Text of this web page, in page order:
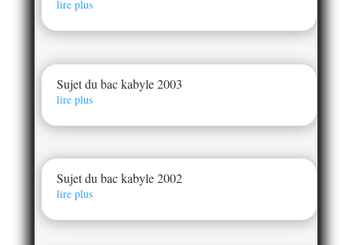
lire plus
Sujet du bac kabyle 2003
lire plus
Sujet du bac kabyle 2002
lire plus